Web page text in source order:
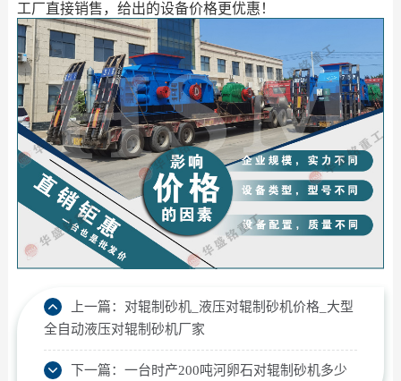
工厂直接销售，给出的设备价格更优惠！
上一篇： 对辊制砂机_液压对辊制砂机价格_大型
全自动液压对辊制砂机厂家
下一篇： 一台时产200吨河卵石对辊制砂机多少